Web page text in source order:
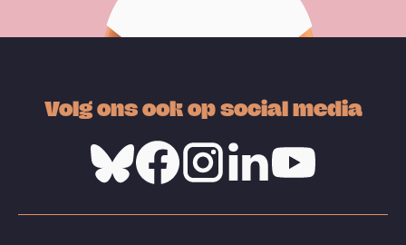
Volg ons ook op social media